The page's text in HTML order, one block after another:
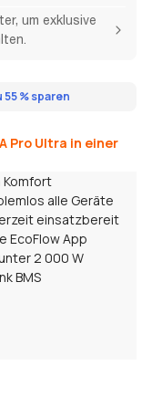
um exklusive
55 % sparen
Pro Ultra in einer
Komfort
alle Geräte
einsatzbereit
EcoFlow App
2 000 W
BMS
Bevor Sie den